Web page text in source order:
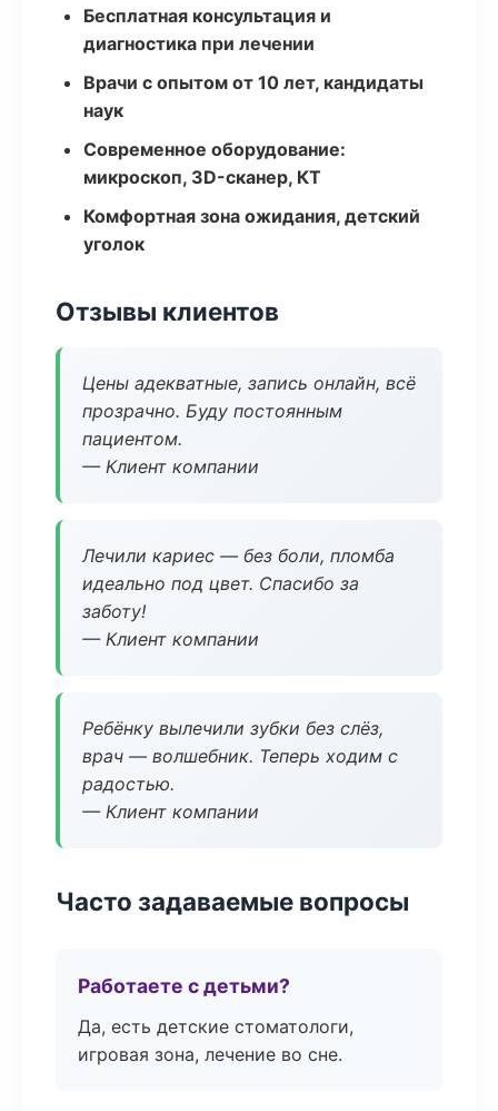
Бесплатная консультация и
диагностика при лечении
Врачи с опытом от 10 лет, кандидаты
наук
Современное оборудование:
микроскоп, 3D-сканер, КТ
Комфортная зона ожидания, детский
уголок
Отзывы клиентов
Цены адекватные, запись онлайн, всё
прозрачно. Буду постоянным
пациентом.
— Клиент компании
Лечили кариес — без боли, пломба
идеально под цвет. Спасибо за
заботу!
— Клиент компании
Ребёнку вылечили зубки без слёз,
врач — волшебник. Теперь ходим с
радостью.
— Клиент компании
Часто задаваемые вопросы
Работаете с детьми?
Да, есть детские стоматологи,
игровая зона, лечение во сне.